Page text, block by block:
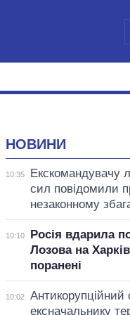
НОВИНИ
10:35
Екскомандувачу
сил повідомили
незаконному
10:10
Росія вдарила
Лозова на
поранені
10:02
Антикорупційний
ексначальнику